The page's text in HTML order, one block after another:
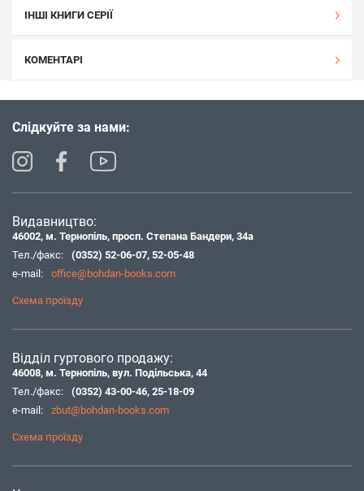
ІНШІ КНИГИ СЕРІЇ
КОМЕНТАРІ
Слідкуйте за нами:
Видавництво:
46002, м. Тернопіль, просп. Степана Бандери, 34а
Тел./факс:
(0352) 52-06-07, 52-05-48
e-mail:
office@bohdan-books.com
Схема проїзду
Відділ гуртового продажу:
46008, м. Тернопіль, вул. Подільська, 44
Тел./факс:
(0352) 43-00-46, 25-18-09
e-mail:
zbut@bohdan-books.com
Схема проїзду